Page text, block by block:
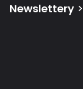
Newslettery